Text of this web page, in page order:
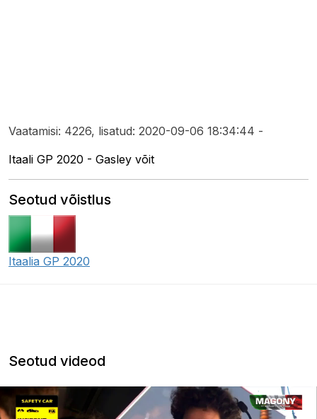
Vaatamisi: 4226, lisatud: 2020-09-06 18:34:44 -
Itaali GP 2020 - Gasley võit
Seotud võistlus
Itaalia GP 2020
Seotud videod